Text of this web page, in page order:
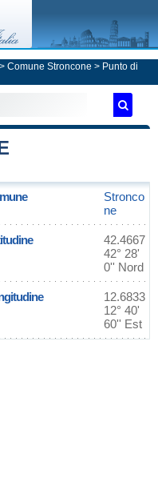
> Comune Stroncone > Punto di
Stronco
ne
42.4667
42° 28'
0'' Nord
12.6833
12° 40'
60'' Est